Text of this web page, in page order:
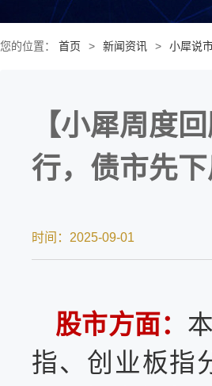
您的位置： 首页 > 新闻资讯 > 小犀说
【小犀周度
行，债市先
时间：2025-09-01
股市方面：
指、创业板指